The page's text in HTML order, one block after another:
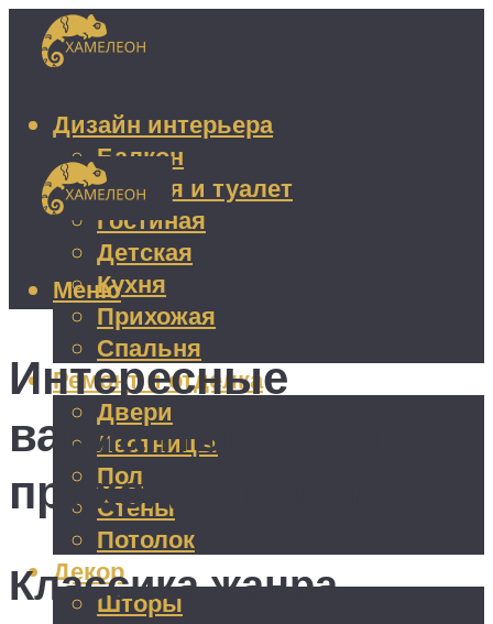
Дизайн интерьера
Балкон
Ванная и туалет
Гостиная
Детская
Кухня
Прихожая
Спальня
Ремонт и отделка
Двери
Лестницы
Пол
Стены
Потолок
Декор
Шторы
Меню
Интересные
варианты отделки
прихожей комнаты
Классика жанра